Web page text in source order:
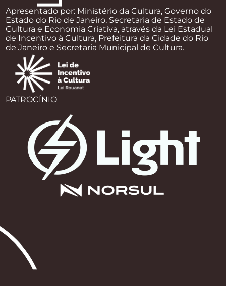
Apresentado por: Ministério da Cultura, Governo do
Estado do Rio de Janeiro, Secretaria de Estado de
Cultura e Economia Criativa, através da Lei Estadual
de Incentivo à Cultura, Prefeitura da Cidade do Rio
de Janeiro e Secretaria Municipal de Cultura.
PATROCÍNIO